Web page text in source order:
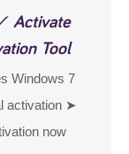
Activate
Tool
Windows 7
activation ➤
now